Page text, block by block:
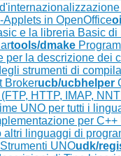
in OpenOffice
e la libreria Basic di
tools/dmake
per la descrizione dei
strumenti di
Brokerucb/ucbhelper
HTTP, IMAP,
UNO per tutti i
per C++
altri linguaggi di
UNOudk/